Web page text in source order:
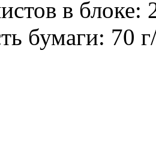
в блоке:
бумаги: 70